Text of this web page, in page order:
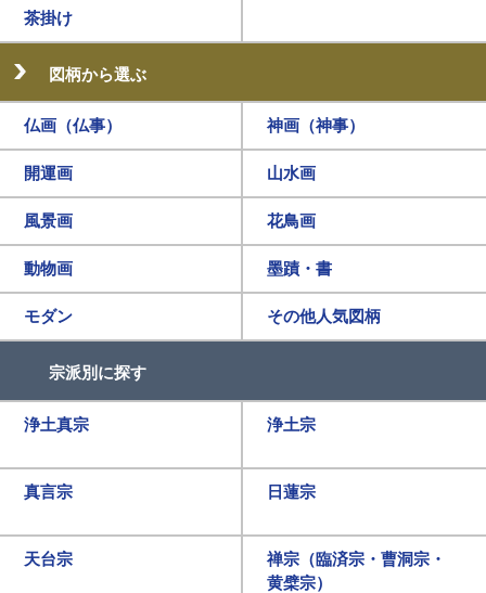
茶掛け
図柄から選ぶ
仏画（仏事） 神画（神事）
開運画 山水画
風景画 花鳥画
動物画 墨蹟・書
モダン その他人気図柄
宗派別に探す
浄土真宗 浄土宗
真言宗 日蓮宗
天台宗
禅宗（臨済宗・曹洞宗・
黄檗宗）